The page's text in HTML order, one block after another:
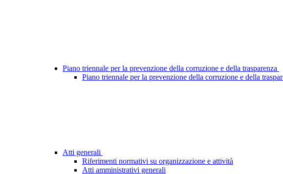
Piano triennale per la prevenzione della corruzione e della trasparenza
Piano triennale per la prevenzione della corruzione e della
Atti generali
Riferimenti normativi su organizzazione e attività
Atti amministrativi generali